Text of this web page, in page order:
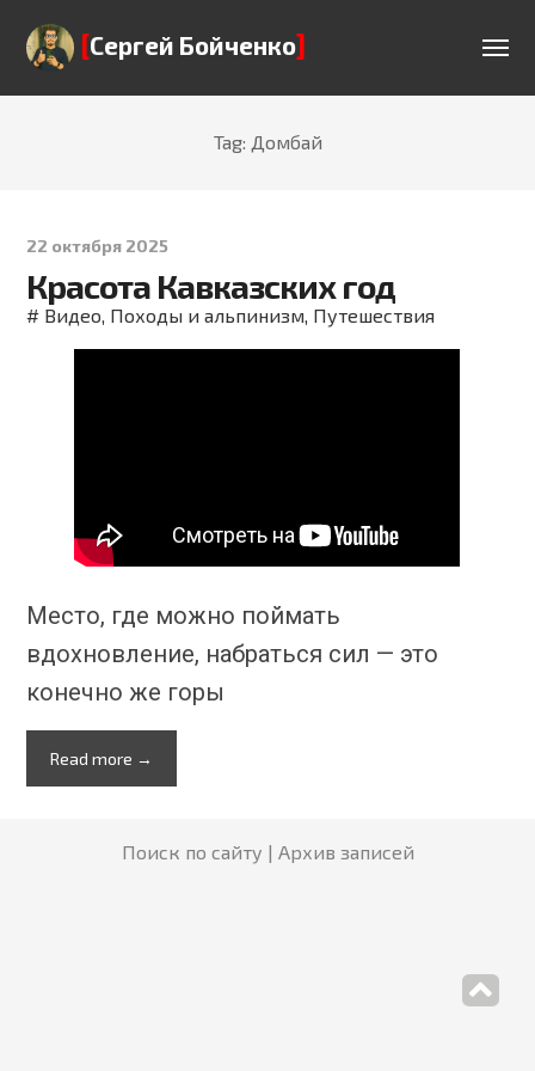
[Сергей Бойченко]
Tag: Домбай
22 октября 2025
Красота Кавказских год
# Видео Походы и альпинизм Путешествия
Место, где можно поймать
вдохновление, набраться сил — это
конечно же горы
Read more →
Поиск по сайту Архив записей